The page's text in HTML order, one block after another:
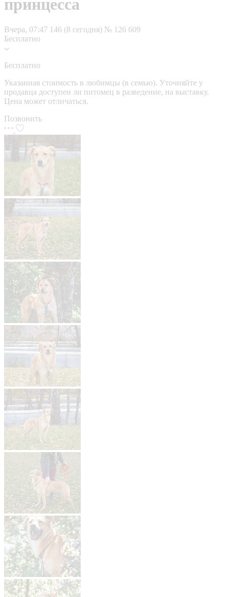
принцесса
Вчера, 07:47 146 (8 сегодня) № 126 609
Бесплатно
Бесплатно
Указанная стоимость в любимцы (в семью). Уточняйте у
продавца доступен ли питомец в разведение, на выставку.
Цена может отличаться.
Позвонить